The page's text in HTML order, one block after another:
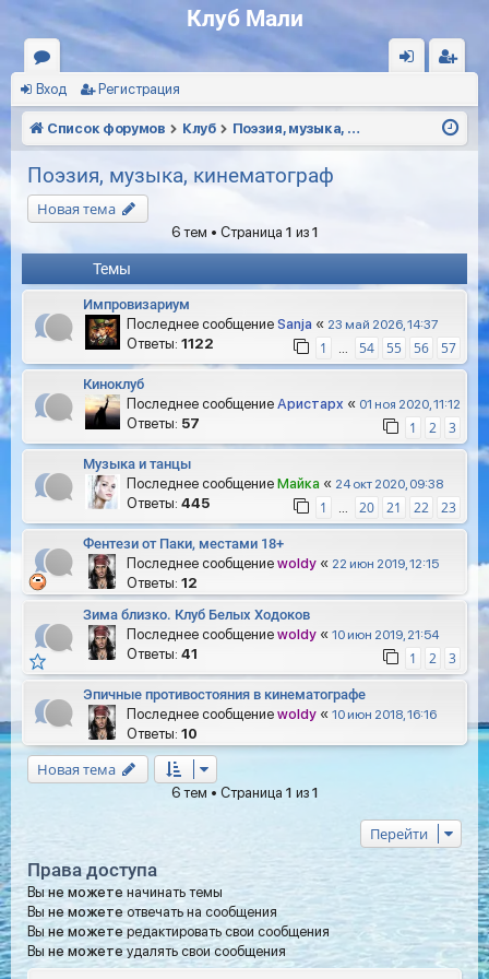
Клуб Мали
ор
ум ис
Вход Регистрация
Список форумов Клуб Поэзия, музыка, кинематограф
Поэзия, музыка, кинематограф
Новая тема
6 тем • Страница 1 из 1
Темы
Импровизариум
Последнее сообщение Sanja « 23 май 2026, 14:37
Ответы: 1122 1 … 54 55 56 57
Киноклуб
Последнее сообщение Аристарх « 01 ноя 2020, 11:12
Ответы: 57 1 2 3
Музыка и танцы
Последнее сообщение Майка « 24 окт 2020, 09:38
Ответы: 445 1 … 20 21 22 23
Фентези от Паки, местами 18+
Последнее сообщение woldy « 22 июн 2019, 12:15
Ответы: 12
Зима близко. Клуб Белых Ходоков
Последнее сообщение woldy « 10 июн 2019, 21:54
Ответы: 41 1 2 3
Эпичные противостояния в кинематографе
Последнее сообщение woldy « 10 июн 2018, 16:16
Ответы: 10
Новая тема
6 тем • Страница 1 из 1
Перейти
Права доступа
Выне можете начинать темы
Вы не можете отвечать на сообщения
Вы не можетередактировать свои сообщения
Вы не можетеудалять свои сообщения